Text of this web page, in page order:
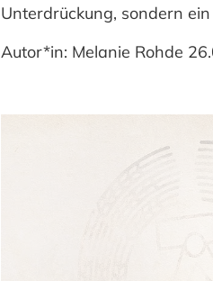
Unterdrückung, sondern
Autor*in: Melanie Rohde